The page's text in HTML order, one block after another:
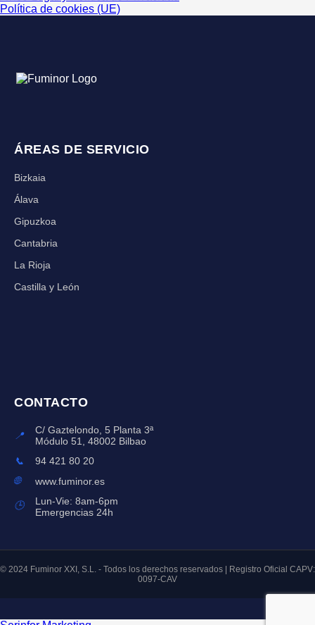
Política de cookies (UE)
ÁREAS DE SERVICIO
Bizkaia
Álava
Gipuzkoa
Cantabria
La Rioja
Castilla y León
CONTACTO
📍
C/ Gaztelondo, 5 Planta 3ª
Módulo 51, 48002 Bilbao
📞
94 421 80 20
🌐
www.fuminor.es
🕒
Lun-Vie: 8am-6pm
Emergencias 24h
© 2024 Fuminor XXI, S.L. - Todos los derechos reservados | Registro Oficial CAPV:
0097-CAV